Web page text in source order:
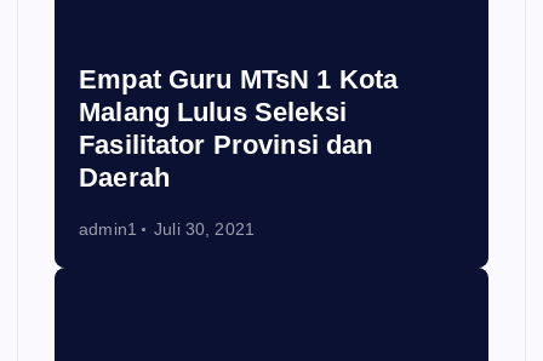
Empat Guru MTsN 1 Kota
Malang Lulus Seleksi
Fasilitator Provinsi dan
Daerah
admin1 Juli 30, 2021